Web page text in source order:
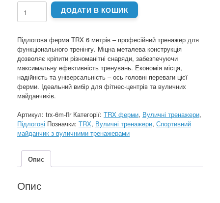
Підлогова
ферма
TRX
метрів:
функціональний
тренажер
для
залу
та
вулиці
ДОДАТИ В КОШИК
Підлогова ферма TRX 6 метрів – професійний тренажер для
функціонального тренінгу. Міцна металева конструкція
дозволяє кріпити різноманітні снаряди, забезпечуючи
максимальну ефективність тренувань. Економія місця,
надійність та універсальність – ось головні переваги цієї
ферми. Ідеальний вибір для фітнес-центрів та вуличних
майданчиків.
Артикул: trx-6m-flr Категорії: TRX ферми, Вуличні тренажери,
Підлогові Позначки: TRX, Вуличні тренажери, Спортивний
майданчик з вуличними тренажерами
Опис
Опис